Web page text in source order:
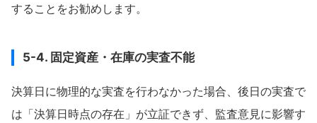
することをお勧めします。
5-4. 固定資産・在庫の実査不能
決算日に物理的な実査を行わなかった場合、後日の実査で
は「決算日時点の存在」が立証できず、監査意見に影響す